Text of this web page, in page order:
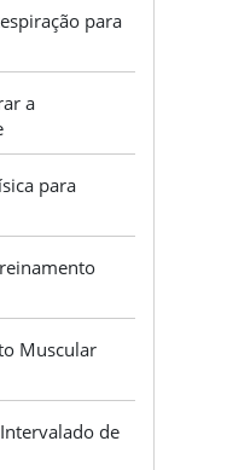
para
a
para
Muscular
de